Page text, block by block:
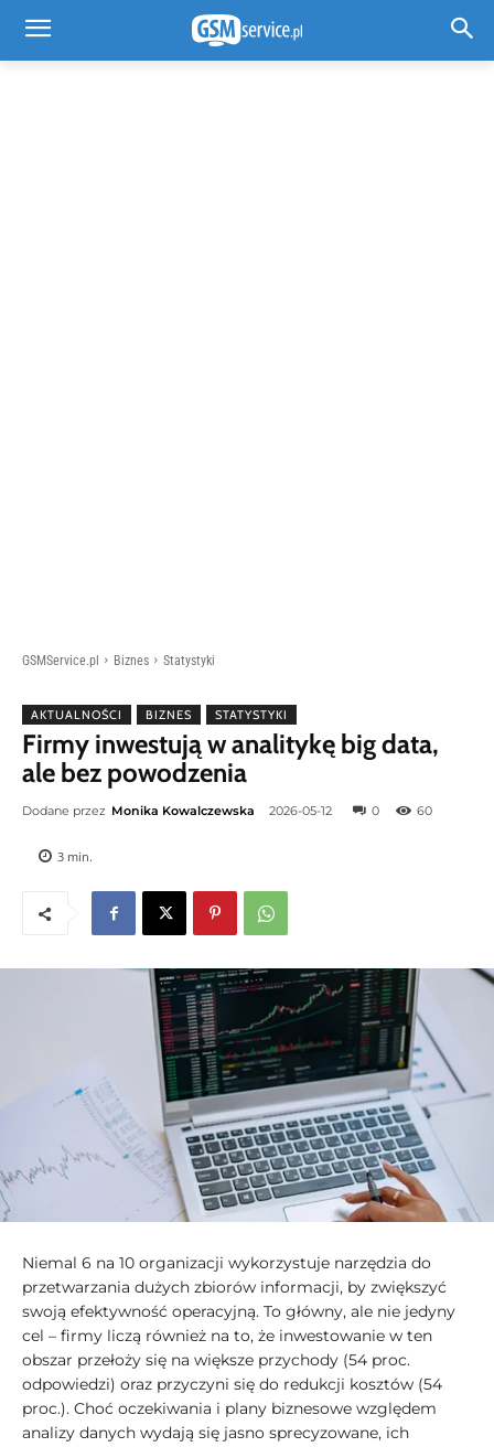
GSMService.pl Biznes Statystyki
AKTUALNOŚCI BIZNES STATYSTYKI
Firmy inwestują w analitykę big data,
ale bez powodzenia
Dodane przez Monika Kowalczewska 2026-05-12 0 60
3 min.
Niemal 6 na 10 organizacji wykorzystuje narzędzia do
przetwarzania dużych zbiorów informacji, by zwiększyć
swoją efektywność operacyjną. To główny, ale nie jedyny
cel – firmy liczą również na to, że inwestowanie w ten
obszar przełoży się na większe przychody (54 proc.
odpowiedzi) oraz przyczyni się do redukcji kosztów (54
proc.). Choć oczekiwania i plany biznesowe względem
analizy danych wydają się jasno sprecyzowane, ich